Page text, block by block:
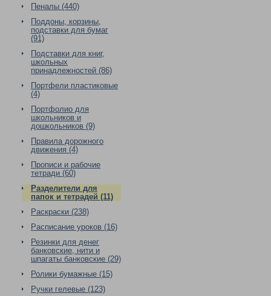
Пеналы (440)
Поддоны, корзины,
подставки для бумаг
(91)
Подставки для книг,
школьных
принадлежностей (86)
Портфели пластиковые
(4)
Портфолио для
школьников и
дошкольников (9)
Правила дорожного
движения (4)
Прописи и рабочие
тетради (60)
Разделители для
папок и тетрадей (11)
Раскраски (238)
Расписание уроков (16)
Резинки для денег
банковские, нити и
шпагаты банковские (29)
Ролики бумажные (15)
Ручки гелевые (123)